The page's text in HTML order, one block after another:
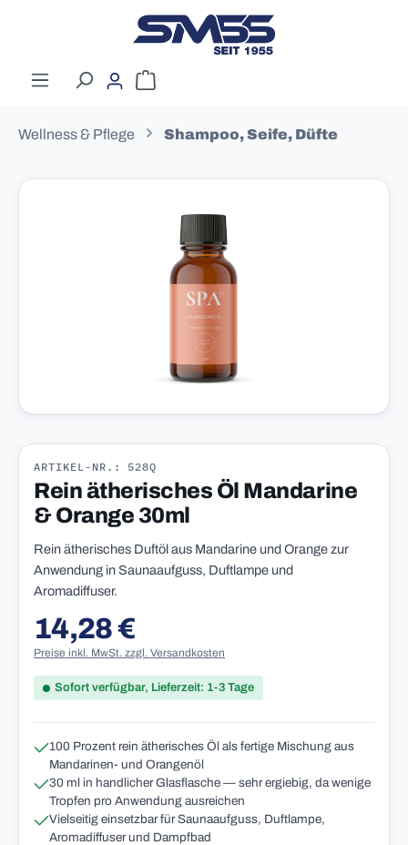
Zum Hauptinhalt springen
Warenkorb enthält 0 Positionen. Der
Wellness & Pflege Shampoo, Seife, Düfte
Bildergalerie überspringen
ARTIKEL-NR.: 528Q
Rein ätherisches Öl Mandarine
& Orange 30ml
Rein ätherisches Duftöl aus Mandarine und Orange zur
Anwendung in Saunaaufguss, Duftlampe und
Aromadiffuser.
Regulärer Preis:
14,28 €
Preise inkl. MwSt. zzgl. Versandkosten
Sofort verfügbar, Lieferzeit: 1-3 Tage
100 Prozent rein ätherisches Öl als fertige Mischung aus
Mandarinen- und Orangenöl
30 ml in handlicher Glasflasche — sehr ergiebig, da wenige
Tropfen pro Anwendung ausreichen
Vielseitig einsetzbar für Saunaaufguss, Duftlampe,
Aromadiffuser und Dampfbad